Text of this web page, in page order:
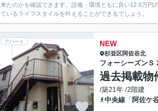
来たのかを確認できます。設備・環境ともに良い12.8万円
ているライフスタイルを叶えることができるでしょう。
アパート NEW
杉並区阿佐谷北
フォーシーズンＳ
過去掲載物
/築21年 /2階建
中央線 「 阿佐ケ